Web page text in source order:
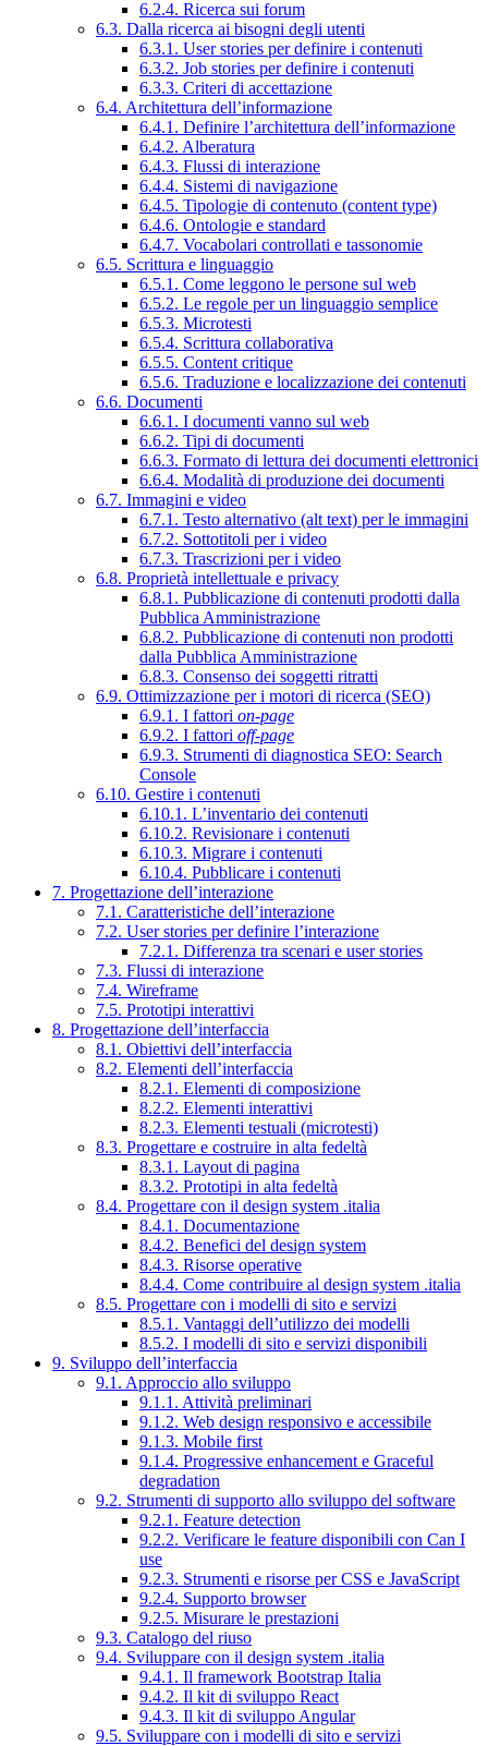
6.2.4. Ricerca sui forum
6.3. Dalla ricerca ai bisogni degli utenti
6.3.1. User stories per definire i contenuti
6.3.2. Job stories per definire i contenuti
6.3.3. Criteri di accettazione
6.4. Architettura dell’informazione
6.4.1. Definire l’architettura dell’informazione
6.4.2. Alberatura
6.4.3. Flussi di interazione
6.4.4. Sistemi di navigazione
6.4.5. Tipologie di contenuto (content type)
6.4.6. Ontologie e standard
6.4.7. Vocabolari controllati e tassonomie
6.5. Scrittura e linguaggio
6.5.1. Come leggono le persone sul web
6.5.2. Le regole per un linguaggio semplice
6.5.3. Microtesti
6.5.4. Scrittura collaborativa
6.5.5. Content critique
6.5.6. Traduzione e localizzazione dei contenuti
6.6. Documenti
6.6.1. I documenti vanno sul web
6.6.2. Tipi di documenti
6.6.3. Formato di lettura dei documenti elettronici
6.6.4. Modalità di produzione dei documenti
6.7. Immagini e video
6.7.1. Testo alternativo (alt text) per le immagini
6.7.2. Sottotitoli per i video
6.7.3. Trascrizioni per i video
6.8. Proprietà intellettuale e privacy
6.8.1. Pubblicazione di contenuti prodotti dalla
Pubblica Amministrazione
6.8.2. Pubblicazione di contenuti non prodotti
dalla Pubblica Amministrazione
6.8.3. Consenso dei soggetti ritratti
6.9. Ottimizzazione per i motori di ricerca (SEO)
6.9.1. I fattori on-page
6.9.2. I fattori off-page
6.9.3. Strumenti di diagnostica SEO: Search
Console
6.10. Gestire i contenuti
6.10.1. L’inventario dei contenuti
6.10.2. Revisionare i contenuti
6.10.3. Migrare i contenuti
6.10.4. Pubblicare i contenuti
7. Progettazione dell’interazione
7.1. Caratteristiche dell’interazione
7.2. User stories per definire l’interazione
7.2.1. Differenza tra scenari e user stories
7.3. Flussi di interazione
7.4. Wireframe
7.5. Prototipi interattivi
8. Progettazione dell’interfaccia
8.1. Obiettivi dell’interfaccia
8.2. Elementi dell’interfaccia
8.2.1. Elementi di composizione
8.2.2. Elementi interattivi
8.2.3. Elementi testuali (microtesti)
8.3. Progettare e costruire in alta fedeltà
8.3.1. Layout di pagina
8.3.2. Prototipi in alta fedeltà
8.4. Progettare con il design system .italia
8.4.1. Documentazione
8.4.2. Benefici del design system
8.4.3. Risorse operative
8.4.4. Come contribuire al design system .italia
8.5. Progettare con i modelli di sito e servizi
8.5.1. Vantaggi dell’utilizzo dei modelli
8.5.2. I modelli di sito e servizi disponibili
9. Sviluppo dell’interfaccia
9.1. Approccio allo sviluppo
9.1.1. Attività preliminari
9.1.2. Web design responsivo e accessibile
9.1.3. Mobile first
9.1.4. Progressive enhancement e Graceful
degradation
9.2. Strumenti di supporto allo sviluppo del software
9.2.1. Feature detection
9.2.2. Verificare le feature disponibili con Can I
use
9.2.3. Strumenti e risorse per CSS e JavaScript
9.2.4. Supporto browser
9.2.5. Misurare le prestazioni
9.3. Catalogo del riuso
9.4. Sviluppare con il design system .italia
9.4.1. Il framework Bootstrap Italia
9.4.2. Il kit di sviluppo React
9.4.3. Il kit di sviluppo Angular
9.5. Sviluppare con i modelli di sito e servizi